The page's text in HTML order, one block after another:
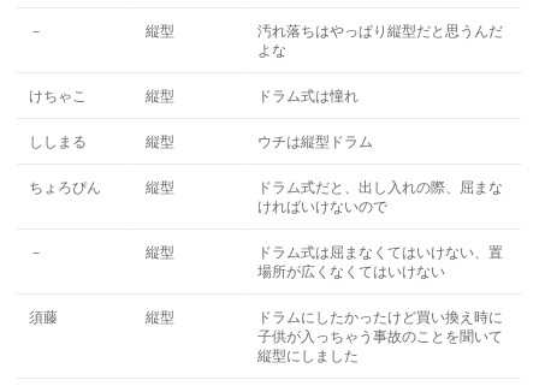
－ 縦型
汚れ落ちはやっぱり縦型だと思うんだ
よな
けちゃこ 縦型 ドラム式は憧れ
ししまる 縦型 ウチは縦型ドラム
ちょろぴん 縦型
ドラム式だと、出し入れの際、屈まな
ければいけないので
－ 縦型
ドラム式は屈まなくてはいけない、置
場所が広くなくてはいけない
須藤 縦型
ドラムにしたかったけど買い換え時に
子供が入っちゃう事故のことを聞いて
縦型にしました